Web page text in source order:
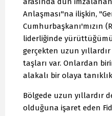
Anlaşması"na ilişkin,
Cumhurbaşkanı'mızın
liderliğinde
gerçekten uzun
taşları var. Onlardan
alakalı bir olaya
Bölgede uzun yıllardır
olduğuna işaret eden